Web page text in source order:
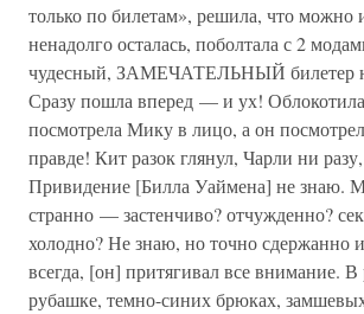
только по билетам», решила, что
ненадолго осталась, поболтала с 2
чудесный, ЗАМЕЧАТЕЛЬНЫЙ билетер
Сразу пошла вперед — и ух!
посмотрела Мику в лицо, а он
правде! Кит разок глянул, Чарли ни
Привидение [Билла Уаймена] не знаю.
странно — застенчиво? отчужденно?
холодно? Не знаю, но точно сдержанно
всегда, [он] притягивал все внимание. В
рубашке, темно-синих брюках,